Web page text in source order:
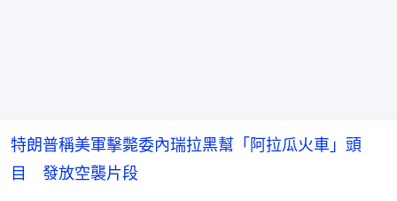
特朗普稱美軍擊斃委內瑞拉黑幫「阿拉瓜火車」頭
目 發放空襲片段